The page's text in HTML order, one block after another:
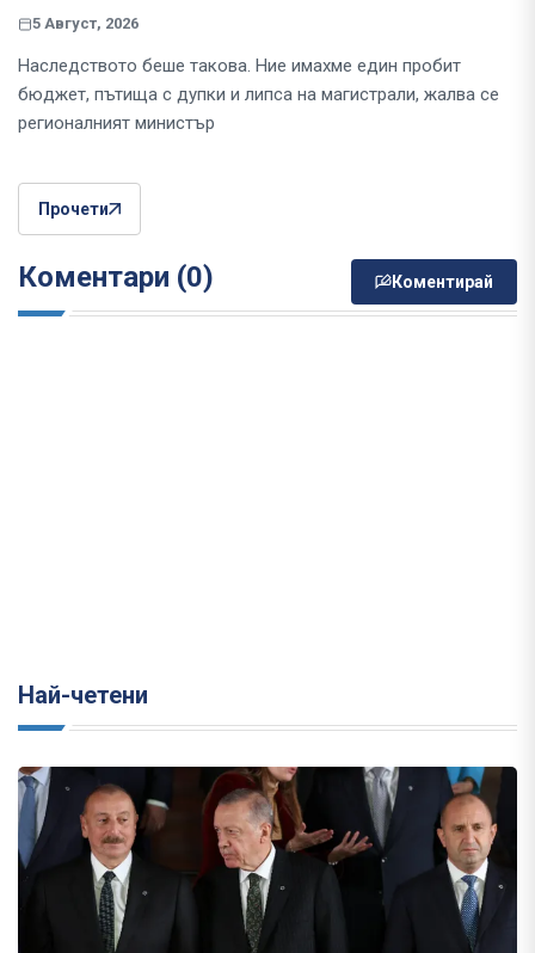
5 Август, 2026
Наследството беше такова. Ние имахме един пробит
бюджет, пътища с дупки и липса на магистрали, жалва се
регионалният министър
Прочети
Коментари (0) Коментирай
Най-четени